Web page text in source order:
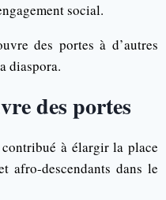
social.
des portes à d’autres
diaspora.
des portes
à élargir la place
afro-descendants dans le